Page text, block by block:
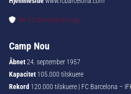
Om FC Barcelonas logo
Camp Nou
Åbnet24. september 1957
Kapacitet105.000 tilskuere
Rekord 120.000 tilskuere | FC Barcelona –